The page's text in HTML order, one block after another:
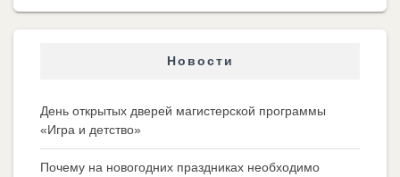
Новости
День открытых дверей магистерской программы
«Игра и детство»
Почему на новогодних праздниках необходимо